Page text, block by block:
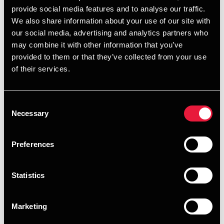
provide social media features and to analyse our traffic.
We also share information about your use of our site with
our social media, advertising and analytics partners who
may combine it with other information that you’ve
provided to them or that they’ve collected from your use
of their services.
Selection
Necessary
Preferences
Statistics
Marketing
Er systemet en lokal løsning, anvendes der udelukkende
danske it-operatører, og jurisdiktionen for IKT-
infrastrukturen vil være dansk.
Hvis Systemet derimod afvikles på Microsoft Azure, er IKT-
infrastrukturen, der anvendes til databehandling i
agent-endpoints og eventuel AI-behandling, søgning,
lagring, logning, overvågning samt backup, placeret inden
for EU/EØS, men kan også være placeret ved Microsofts
Oplysninger kan derfor blive tilgået fra lande uden for
statslig adgang eller overførsel